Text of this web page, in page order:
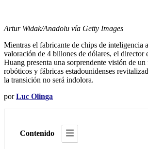
Artur Widak/Anadolu vía Getty Images
Mientras el fabricante de chips de inteligencia
valoración de 4 billones de dólares, el director
Huang presenta una sorprendente visión de un
robóticos y fábricas estadounidenses
la transición no será indolora.
por Luc Olinga
Contenido